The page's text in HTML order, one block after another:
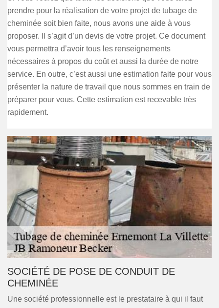
prendre pour la réalisation de votre projet de tubage de
cheminée soit bien faite, nous avons une aide à vous
proposer. Il s’agit d’un devis de votre projet. Ce document
vous permettra d’avoir tous les renseignements
nécessaires à propos du coût et aussi la durée de notre
service. En outre, c’est aussi une estimation faite pour vous
présenter la nature de travail que nous sommes en train de
préparer pour vous. Cette estimation est recevable très
rapidement.
SOCIÉTÉ DE POSE DE CONDUIT DE
CHEMINÉE
Une société professionnelle est le prestataire à qui il faut